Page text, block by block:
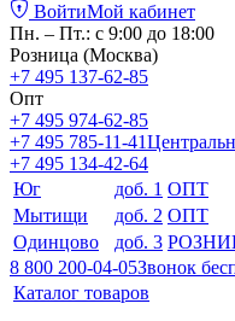
ВойтиМой кабинет
Пн. – Пт.: с 9:00 до 18:00
Розница (Москва)
+7 495 137-62-85
Опт
+7 495 974-62-85
+7 495 785-11-41
+7 495 134-42-64
Юг
доб. 1 ОПТ
Мытищи
доб. 2 ОПТ
Одинцово
доб. 3
8 800 200-04-05Звонок
Каталог товаров